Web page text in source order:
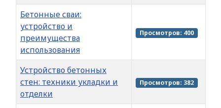
Бетонные сваи:
устройство и
преимущества
использования
Просмотров: 400
Устройство бетонных
стен: техники укладки и
отделки
Просмотров: 382